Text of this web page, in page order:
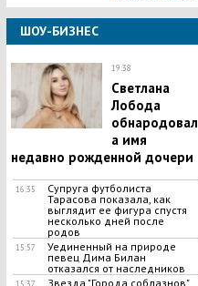
ШОУ-БИЗНЕС
19:38
​Светлана
Лобода
обнародовал
а имя
недавно рожденной дочери
16:35
Супруга футболиста
Тарасова показала, как
выглядит ее фигура спустя
несколько дней после
родов
15:57
Уединенный на природе
певец Дима Билан
отказался от наследников
15:37
Звезда "Города соблазнов"